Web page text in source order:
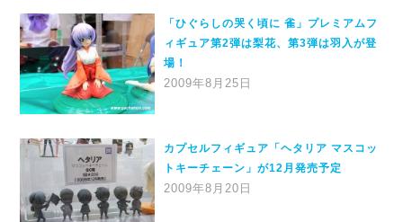
「ひぐらしの哭く頃に 雀」プレミアムフ
ィギュア第2弾は梨花、第3弾は羽入が登
場！
2009年8月25日
カプセルフィギュア「ヘタリア マスコッ
トキーチェーン」が12月発売予定
2009年8月20日